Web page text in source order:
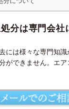
分は専門会社
には様々な専門知
ができません。エ